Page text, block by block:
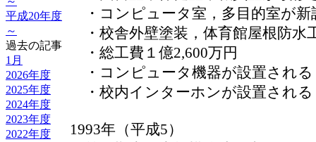
平成20年度
～
過去の記事
1月
2026年度
2025年度
2024年度
2023年度
2022年度
・コンピュータ室，多目的室が新
・校舎外壁塗装，体育館屋根防水
・総工費１億2,600万円
・コンピュータ機器が設置される
・校内インターホンが設置される
1993年（平成5）